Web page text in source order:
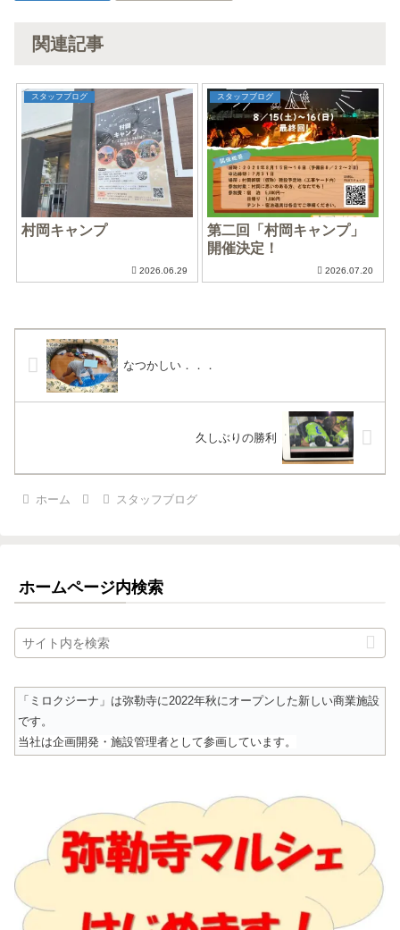
関連記事
スタッフブログ
村岡キャンプ
2026.06.29
スタッフブログ
第二回「村岡キャンプ」
開催決定！
2026.07.20
なつかしい．．．
久しぶりの勝利
ホーム スタッフブログ
ホームページ内検索
「ミロクジーナ」は弥勒寺に2022年秋にオープンした新しい商業施設
です。
当社は企画開発・施設管理者として参画しています。